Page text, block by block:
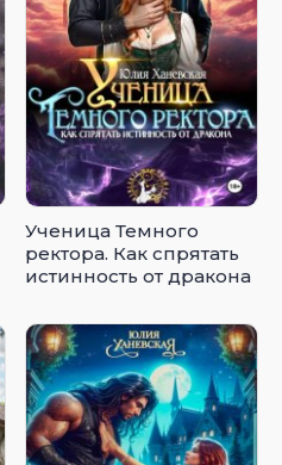
Ученица Темного
ректора. Как спрятать
истинность от дракона